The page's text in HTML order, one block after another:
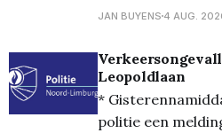
een wagen
andere
maakte. De twee
aanrijding met
voertuig door de
JAN BUYENS 4 AUG.
Leopoldlaan
*
politie een